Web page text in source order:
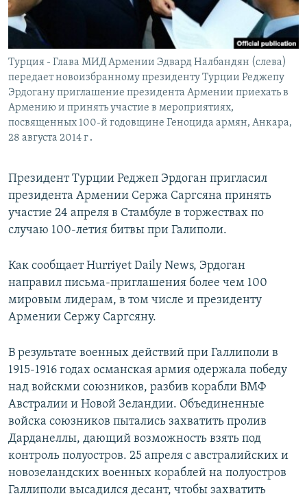
Հայերեն
English
Русский
Все сайты Радио Азатутюн
Турция - Глава МИД Армении Эдвард Налбандян (слева)
передает новоизбранному президенту Турции Реджепу
Эрдогану приглашение президента Армении приехать в
Армению и принять участие в мероприятиях,
посвященных 100-й годовщине Геноцида армян, Анкара,
28 августа 2014 г․
Президент Турции Реджеп Эрдоган пригласил
президента Армении Сержа Саргсяна принять
участие 24 апреля в Стамбуле в торжествах по
случаю 100-летия битвы при Галиполи.
Как сообщает Hurriyet Daily News, Эрдоган
направил письма-приглашения более чем 100
мировым лидерам, в том числе и президенту
Армении Сержу Саргсяну.
В результате военных действий при Галлиполи в
1915-1916 годах османская армия одержала победу
над войскми союзников, разбив корабли ВМФ
Австралии и Новой Зеландии. Объединенные
войска союзников пытались захватить пролив
Дарданеллы, дающий возможность взять под
контроль полуостров. 25 апреля с австралийских и
новозеландских военных кораблей на полуостров
Галлиполи высадился десант, чтобы захватить